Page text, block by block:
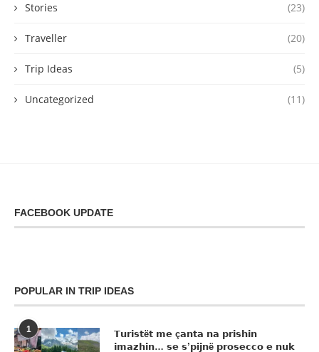
Stories (23)
Traveller (20)
Trip Ideas (5)
Uncategorized (11)
FACEBOOK UPDATE
POPULAR IN TRIP IDEAS
1
𝗧𝘂𝗿𝗶𝘀𝘁ë𝘁 𝗺𝗲 ç𝗮𝗻𝘁𝗮 𝗻𝗮 𝗽𝗿𝗶𝘀𝗵𝗶𝗻
𝗶𝗺𝗮𝘇𝗵𝗶𝗻… 𝘀𝗲 𝘀’𝗽𝗶𝗷𝗻ë 𝗽𝗿𝗼𝘀𝗲𝗰𝗰𝗼 𝗲 𝗻𝘂𝗸